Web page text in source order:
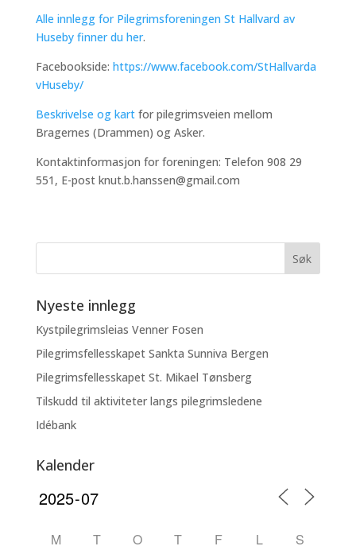
Alle innlegg for Pilegrimsforeningen St Hallvard av
Huseby finner du her.
Facebookside: https://www.facebook.com/StHallvarda
vHuseby/
Beskrivelse og kartfor pilegrimsveien mellom
Bragernes (Drammen) og Asker.
Kontaktinformasjon for foreningen: Telefon 908 29
551, E-post knut.b.hanssen@gmail.com
Nyeste innlegg
Kystpilegrimsleias Venner Fosen
Pilegrimsfellesskapet Sankta Sunniva Bergen
Pilegrimsfellesskapet St. Mikael Tønsberg
Tilskudd til aktiviteter langs pilegrimsledene
Idébank
Kalender
M T O T F L
S